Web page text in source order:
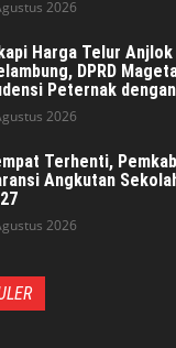
2026
Harga Telur Anjlok
DPRD
Peternak dengan
2026
Terhenti,
Angkutan
2026